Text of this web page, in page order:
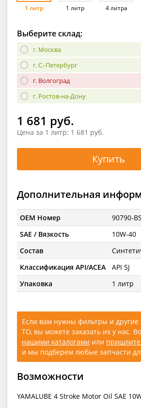
1 литр 1 литр 4 литра
Выберите склад:
г. Москва
г. С.-Петербург
г. Волгоград
г. Ростов-на-Дону
1 681 руб.
Цена за 1 литр: 1 681 руб.
Купить
Дополнительная
OEM Номер
90790-
SAE / Вязкость
10W-40
Состав
Классификация API/ACEA
API SJ
Упаковка
1 литр
Если вам нужны фильтры и другие
ТО, вы можете заказать их у нас.
нашими каталогами или
и мы подберем любые запчасти
Возможности
YAMALUBE 4 Stroke Motor Oil SAE